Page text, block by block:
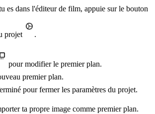
es dans l'éditeur de film, appuie sur le bouton
projet .
pour modifier le premier plan.
premier plan.
pour fermer les paramètres du projet.
ta propre image comme premier plan.